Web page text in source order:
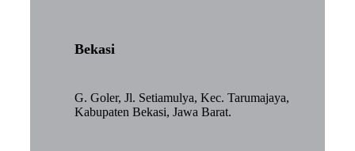
Bekasi
G. Goler, Jl. Setiamulya, Kec. Tarumajaya,
Kabupaten Bekasi, Jawa Barat.